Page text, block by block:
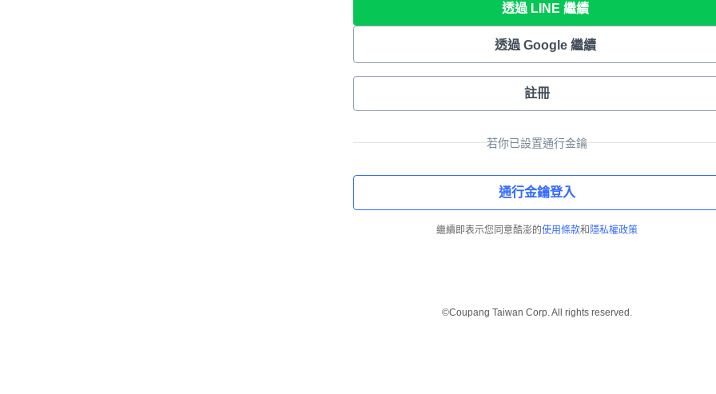
透過 LINE 繼續
透過 Google 繼續
註冊
若你已設置通行金鑰
通行金鑰登入
繼續即表示您同意酷澎的使用條款和 隱私權政策
©Coupang Taiwan Corp. All rights reserved.